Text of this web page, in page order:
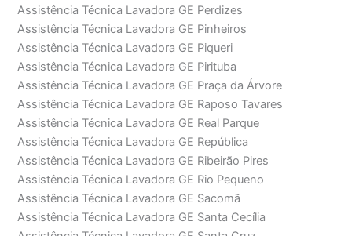
Assistência Técnica Lavadora GE Perdizes
Assistência Técnica Lavadora GE Pinheiros
Assistência Técnica Lavadora GE Piqueri
Assistência Técnica Lavadora GE Pirituba
Assistência Técnica Lavadora GE Praça da Árvore
Assistência Técnica Lavadora GE Raposo Tavares
Assistência Técnica Lavadora GE Real Parque
Assistência Técnica Lavadora GE República
Assistência Técnica Lavadora GE Ribeirão Pires
Assistência Técnica Lavadora GE Rio Pequeno
Assistência Técnica Lavadora GE Sacomã
Assistência Técnica Lavadora GE Santa Cecília